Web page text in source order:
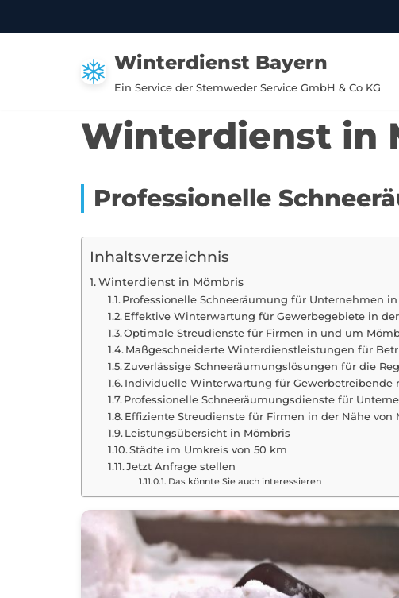
Winterdienst Bayern
Ein Service der Stemweder Service GmbH & Co KG
Winterdienst in
Professionelle
Inhaltsverzeichnis
Winterdienst in Mömbris
Professionelle Schneeräumung für Unternehmen
Effektive Winterwartung für Gewerbegebiete in
Optimale Streudienste für Firmen in und um
Maßgeschneiderte Winterdienstleistungen für
Zuverlässige Schneeräumungslösungen für die
Individuelle Winterwartung für Gewerbetreibende
Professionelle Schneeräumungsdienste für
Effiziente Streudienste für Firmen in der Nähe von
Leistungsübersicht in Mömbris
Städte im Umkreis von 50 km
Jetzt Anfrage stellen
Das könnte Sie auch interessieren